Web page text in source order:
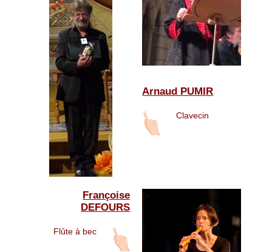
Arnaud PUMIR
Clavecin
Françoise
DEFOURS
Flûte à bec